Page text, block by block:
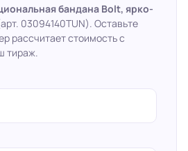
бандана Bolt, ярко-
03094140TUN). Оставьте
рассчитает стоимость с
тираж.